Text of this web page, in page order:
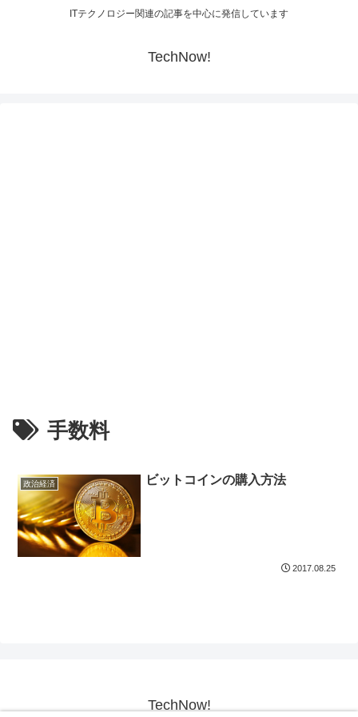
ITテクノロジー関連の記事を中心に発信しています
TechNow!
手数料
政治経済 ビットコインの購入方法
2017.08.25
TechNow!